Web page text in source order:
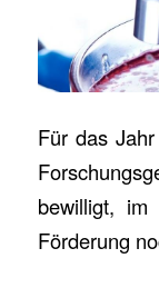
Für das
bewilligt, im
Förderung